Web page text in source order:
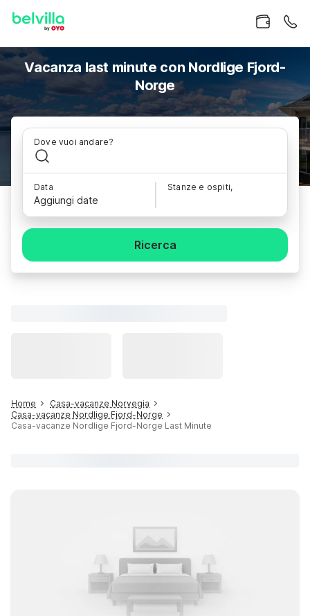
Vacanza last minute con Nordlige Fjord-
Norge
Dove vuoi andare?
Data
Aggiungi date
Stanze e ospiti,
Ricerca
Home
Casa-vacanze Norvegia
Casa-vacanze Nordlige Fjord-Norge
Casa-vacanze Nordlige Fjord-Norge Last Minute